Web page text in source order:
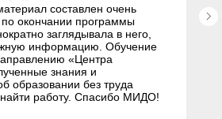
составлен очень
окончании программы
заглядывала в него,
информацию. Обучение
«Центра
знания и
образовании без труда
работу. Спасибо МИДО!